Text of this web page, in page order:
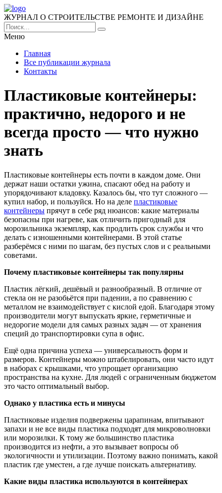
ЖУРНАЛ О СТРОИТЕЛЬСТВЕ РЕМОНТЕ И ДИЗАЙНЕ
Меню
Главная
Все публикации журнала
Контакты
Пластиковые контейнеры:
практично, недорого и не
всегда просто — что нужно
знать
Пластиковые контейнеры есть почти в каждом доме. Они
держат наши остатки ужина, спасают обед на работу и
упорядочивают кладовку. Казалось бы, что тут сложного —
купил набор, и пользуйся. Но на деле пластиковые
контейнеры прячут в себе ряд нюансов: какие материалы
безопасны при нагреве, как отличить пригодный для
морозильника экземпляр, как продлить срок службы и что
делать с изношенными контейнерами. В этой статье
разберёмся с ними по шагам, без пустых слов и с реальными
советами.
Почему пластиковые контейнеры так популярны
Пластик лёгкий, дешёвый и разнообразный. В отличие от
стекла он не разобьётся при падении, а по сравнению с
металлом не взаимодействует с кислой едой. Благодаря этому
производители могут выпускать яркие, герметичные и
недорогие модели для самых разных задач — от хранения
специй до транспортировки супа в офис.
Ещё одна причина успеха — универсальность форм и
размеров. Контейнеры можно штабелировать, они часто идут
в наборах с крышками, что упрощает организацию
пространства на кухне. Для людей с ограниченным бюджетом
это часто оптимальный выбор.
Однако у пластика есть и минусы
Пластиковые изделия подвержены царапинам, впитывают
запахи и не все виды пластика подходят для микроволновки
или морозилки. К тому же большинство пластика
производится из нефти, а это вызывает вопросы об
экологичности и утилизации. Поэтому важно понимать, какой
пластик где уместен, а где лучше поискать альтернативу.
Какие виды пластика используются в контейнерах